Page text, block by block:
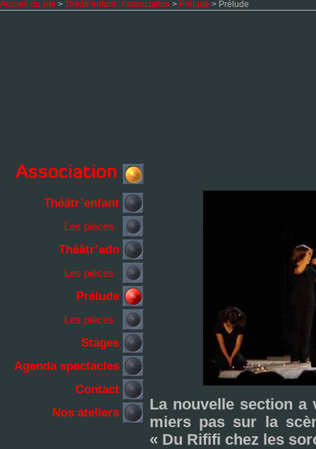
Accueil du site > Théâtr’enfant : l’association > Prélude > Prélude
La nou­velle sec­tion
miers pas sur la
« Du Rififi chez les
Théâtr’enfant
Les pièces
Théâtr’ado
Les pièces
Prélude
Les pièces
Stages
Agenda spectacles
Contact
Nos ateliers